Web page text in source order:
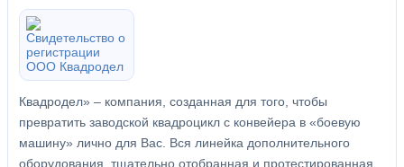
Квадродел» – компания, созданная для того, чтобы
превратить заводской квадроцикл с конвейера в «боевую
машину» лично для Вас. Вся линейка дополнительного
оборудования, тщательно отобранная и протестированная